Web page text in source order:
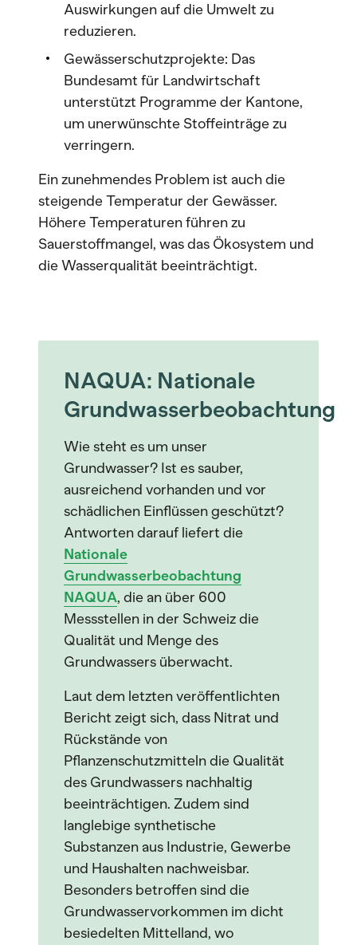
Auswirkungen auf die Umwelt zu
reduzieren.
Gewässerschutzprojekte: Das
Bundesamt für Landwirtschaft
unterstützt Programme der Kantone,
um unerwünschte Stoffeinträge zu
verringern.
Ein zunehmendes Problem ist auch die
steigende Temperatur der Gewässer.
Höhere Temperaturen führen zu
Sauerstoffmangel, was das Ökosystem und
die Wasserqualität beeinträchtigt.
NAQUA: Nationale
Grundwasserbeobachtung
Wie steht es um unser
Grundwasser? Ist es sauber,
ausreichend vorhanden und vor
schädlichen Einflüssen geschützt?
Antworten darauf liefert die
Nationale
Grundwasserbeobachtung
NAQUA, die an über 600
Messstellen in der Schweiz die
Qualität und Menge des
Grundwassers überwacht.
Laut dem letzten veröffentlichten
Bericht zeigt sich, dass Nitrat und
Rückstände von
Pflanzenschutzmitteln die Qualität
des Grundwassers nachhaltig
beeinträchtigen. Zudem sind
langlebige synthetische
Substanzen aus Industrie, Gewerbe
und Haushalten nachweisbar.
Besonders betroffen sind die
Grundwasservorkommen im dicht
besiedelten Mittelland, wo